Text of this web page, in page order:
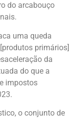
do arcabouço
uma queda
primários]
da
do que a
impostos
o conjunto de